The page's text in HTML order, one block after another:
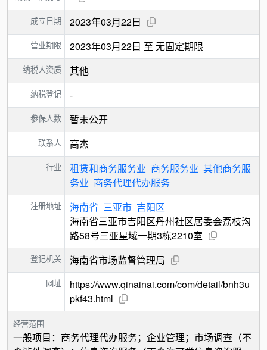
成立日期 2023年03月22日
营业期限 2023年03月22日 至 无固定期限
纳税人资质 其他
纳税登记 -
参保人数 暂未公开
联系人 高杰
行业 租赁和商务服务业 商务服务业 其他商务服
务业 商务代理代办服务
注册地址 海南省 三亚市 吉阳区
海南省三亚市吉阳区丹州社区居委会荔枝沟
路58号三亚星域一期3栋2210室
登记机关 海南省市场监督管理局
网址
https://www.qinainai.com/com/detail/bnh3u
pkf43.html
经营范围
一般项目：商务代理代办服务；企业管理；市场调查（不